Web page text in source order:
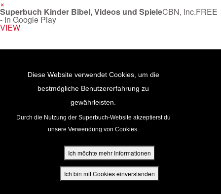
×
Superbuch Kinder Bibel, Videos und SpieleCBN, Inc.FREE
- In Google Play
VIEW
Diese Website verwendet Cookies, um die
bestmögliche Benutzererfahrung zu
gewährleisten.
Durch die Nutzung der Superbuch-Website akzeptierst du
unsere Verwendung von Cookies.
Ich möchte mehr Informationen
Ich bin mit Cookies einverstanden